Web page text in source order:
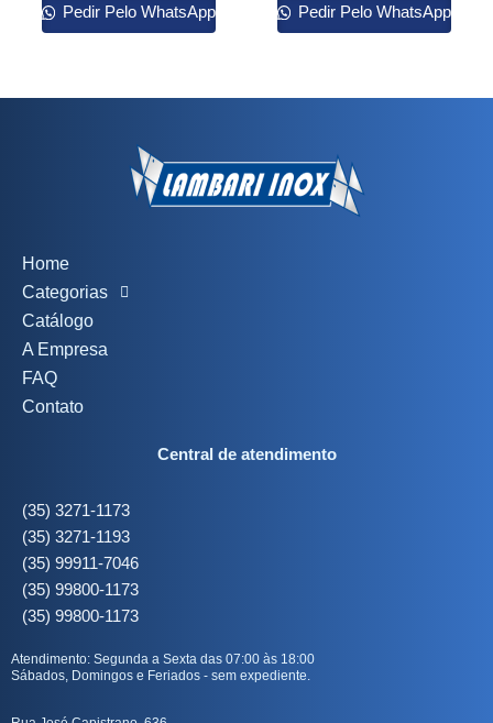
Pedir Pelo WhatsApp Pedir Pelo WhatsApp
Home
Categorias
Catálogo
A Empresa
FAQ
Contato
Central de atendimento
(35) 3271-1173
(35) 3271-1193
(35) 99911-7046
(35) 99800-1173
(35) 99800-1173
Atendimento: Segunda a Sexta das 07:00 às 18:00
Sábados, Domingos e Feriados - sem expediente.